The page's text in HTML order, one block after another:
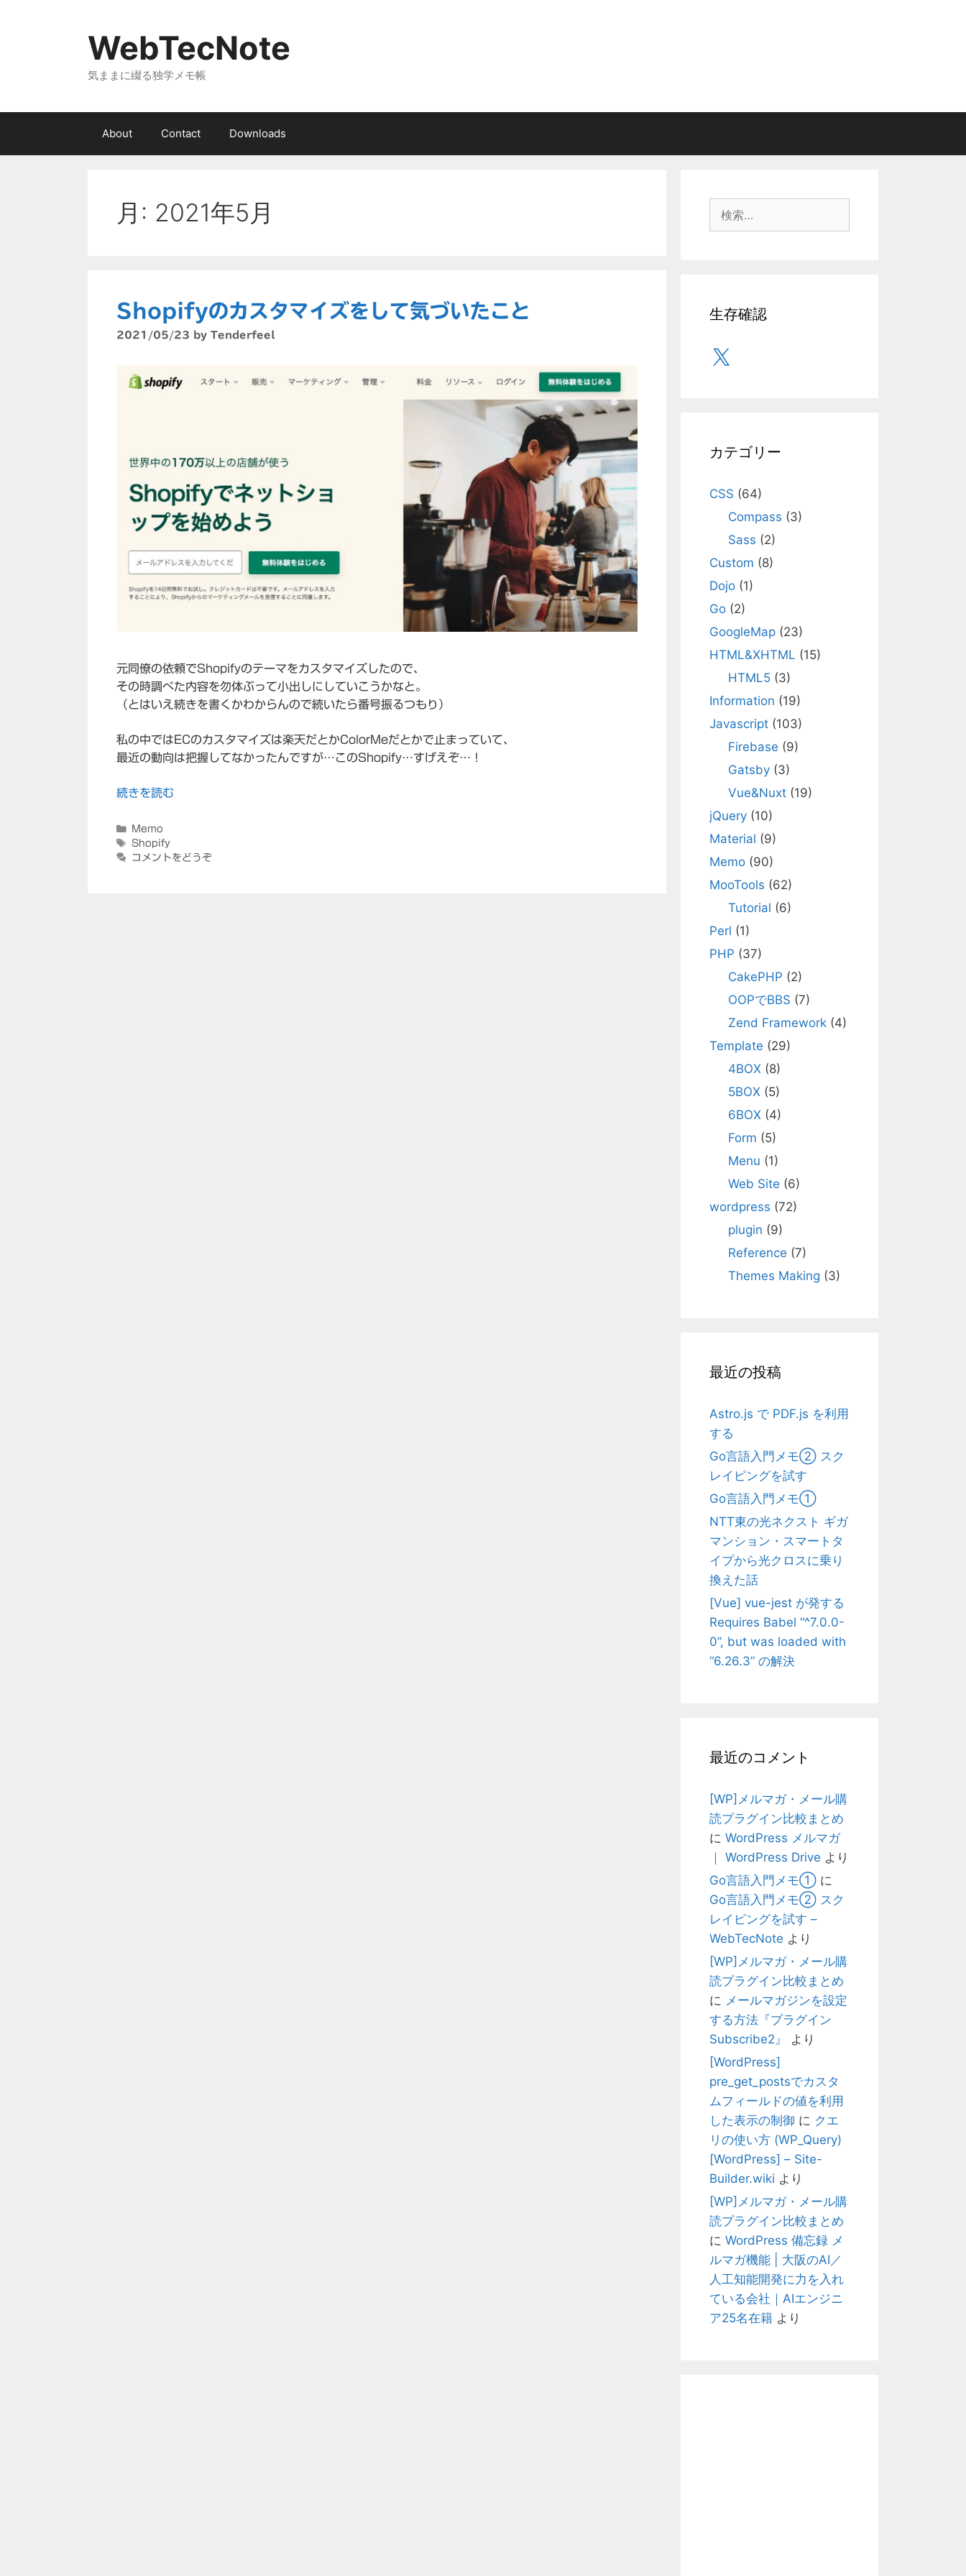
ス
ッ
WebTecNote
気ままに綴る独学メモ帳
About Contact Downloads
月: 2021年5月
Shopifyのカスタマイズをして気づいたこと
2021/05/23 by Tenderfeel
元同僚の依頼でShopifyのテーマをカスタマイズしたので、
その時調べた内容を勿体ぶって小出しにしていこうかなと。
（とはいえ続きを書くかわからんので続いたら番号振るつもり）
私の中ではECのカスタマイズは楽天だとかColorMeだとかで止まっていて、
最近の動向は把握してなかったんですが…このShopify…すげえぞ…！
続きを読む
カ
テ
ゴ
Memo
タ
グ
Shopify
コメントをどうぞ
生存確認
X
カテゴリー
CSS (64)
Compass (3)
Sass (2)
Custom (8)
Dojo (1)
Go (2)
GoogleMap (23)
HTML&XHTML (15)
HTML5(3)
Information (19)
Javascript (103)
Firebase (9)
Gatsby(3)
Vue&Nuxt(19)
jQuery (10)
Material (9)
Memo (90)
MooTools (62)
Tutorial (6)
Perl (1)
PHP (37)
CakePHP (2)
OOPでBBS (7)
Zend Framework(4)
Template (29)
4BOX(8)
5BOX(5)
6BOX(4)
Form (5)
Menu (1)
Web Site (6)
wordpress (72)
plugin (9)
Reference (7)
Themes Making (3)
最近の投稿
Astro.js で PDF.js を利用
する
Go言語入門メモ② スク
レイピングを試す
Go言語入門メモ①
NTT東の光ネクスト ギガ
マンション・スマートタ
イプから光クロスに乗り
換えた話
[Vue] vue-jest が発する
Requires Babel “^7.0.0-
0”, but was loaded with
“6.26.3” の解決
最近のコメント
[WP]メルマガ・メール購
読プラグイン比較まとめ
に WordPress メルマガ
｜ WordPress Drive より
Go言語入門メモ① に
Go言語入門メモ② スク
レイピングを試す –
WebTecNote より
[WP]メルマガ・メール購
読プラグイン比較まとめ
に メールマガジンを設定
する方法『プラグイン
Subscribe2』
より
[WordPress]
pre_get_postsでカスタ
ムフィールドの値を利用
した表示の制御 に クエ
リの使い方 (WP_Query)
[WordPress] – Site-
Builder.wiki より
[WP]メルマガ・メール購
読プラグイン比較まとめ
に WordPress 備忘録 メ
ルマガ機能 | 大阪のAI／
人工知能開発に力を入れ
ている会社｜AIエンジニ
ア25名在籍 より